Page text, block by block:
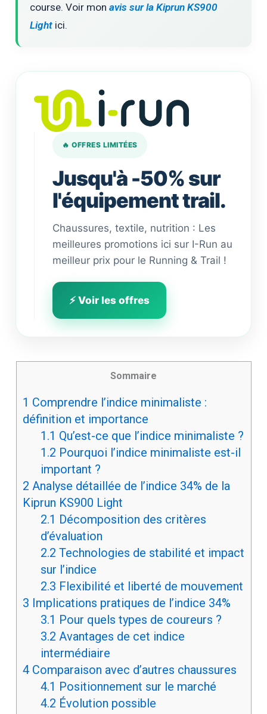
course. Voir monavis sur la Kiprun KS900
Light ici.
🔥 OFFRES LIMITÉES
Jusqu'à -50% sur
l'équipement trail.
Chaussures, textile, nutrition : Les
meilleures promotions ici sur I-Run au
meilleur prix pour le Running & Trail !
⚡ Voir les offres
Sommaire
1 Comprendre l’indice minimaliste :
définition et importance
1.1 Qu’est-ce que l’indice minimaliste ?
1.2 Pourquoi l’indice minimaliste est-il
important ?
2 Analyse détaillée de l’indice 34% de la
Kiprun KS900 Light
2.1 Décomposition des critères
d’évaluation
2.2 Technologies de stabilité et impact
sur l’indice
2.3 Flexibilité et liberté de mouvement
3 Implications pratiques de l’indice 34%
3.1 Pour quels types de coureurs ?
3.2 Avantages de cet indice
intermédiaire
4Comparaison avec d’autres chaussures
4.1 Positionnement sur le marché
4.2 Évolution possible